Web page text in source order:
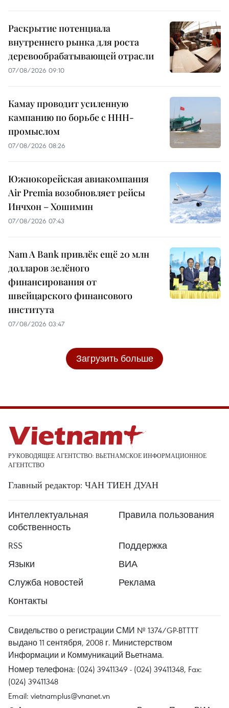
Раскрытие потенциала
внутреннего рынка для роста
деревообрабатывающей отрасли
07/08/2026 09:10
Камау проводит усиленную
кампанию по борьбе с ННН-
промыслом
07/08/2026 08:26
Южнокорейская авиакомпания
Air Premia возобновляет рейсы
Инчхон – Хошимин
07/08/2026 07:43
Nam A Bank привлёк ещё 20 млн
долларов зелёного
финансирования от
швейцарского финансового
института
07/08/2026 03:47
Загрузить больше
РУКОВОДЯЩЕЕ АГЕНТСТВО: ВЬЕТНАМСКОЕ ИНФОРМАЦИОННОЕ
АГЕНТСТВО
Главный редактор: ЧАН ТИЕН ДУАН
Интеллектуальная
собственность
Правила пользования
RSS
Поддержка
Языки
ВИА
Служба новостей
Реклама
Контакты
Свидельство о регистрации СМИ № 1374/GP-BTTTT
выдано 11 сентября, 2008 г. Министерством
Информации и Коммуникаций Вьетнама.
Номер телефона: (024) 39411349 - (024) 39411348, Fax:
(024) 39411348
Email: vietnamplus@vnanet.vn